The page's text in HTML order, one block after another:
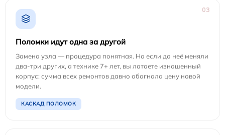
03
Поломки идут одна за другой
Замена узла — процедура понятная. Но если до неё меняли
два-три других, а технике 7+ лет, вы латаете изношенный
корпус: сумма всех ремонтов давно обогнала цену новой
модели.
КАСКАД ПОЛОМОК